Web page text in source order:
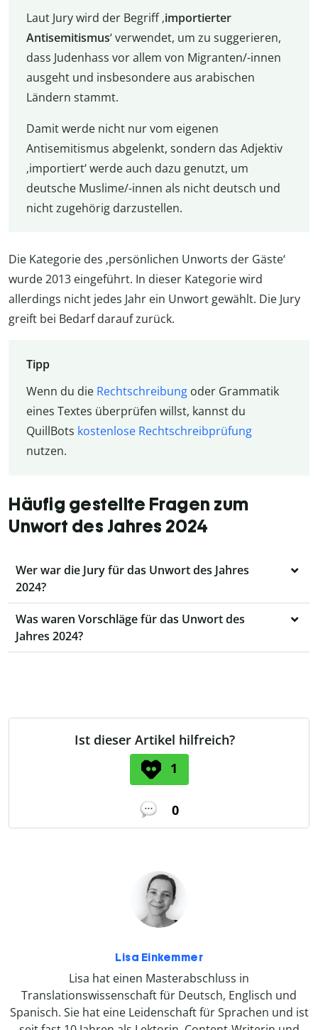
Laut Jury wird der Begriff ‚importierter
Antisemitismus‘ verwendet, um zu suggerieren,
dass Judenhass vor allem von Migranten/-innen
ausgeht und insbesondere aus arabischen
Ländern stammt.
Damit werde nicht nur vom eigenen
Antisemitismus abgelenkt, sondern das Adjektiv
‚importiert‘ werde auch dazu genutzt, um
deutsche Muslime/-innen als nicht deutsch und
nicht zugehörig darzustellen.
Die Kategorie des ‚persönlichen Unworts der Gäste‘
wurde 2013 eingeführt. In dieser Kategorie wird
allerdings nicht jedes Jahr ein Unwort gewählt. Die Jury
greift bei Bedarf darauf zurück.
Tipp
Wenn du die Rechtschreibungoder Grammatik
eines Textes überprüfen willst, kannst du
QuillBots kostenlose Rechtschreibprüfung
nutzen.
Häufig gestellte Fragen zum
Unwort des Jahres 2024
Wer war die Jury für das Unwort des Jahres
2024?
Was waren Vorschläge für das Unwort des
Jahres 2024?
Ist dieser Artikel hilfreich?
1
0
Lisa Einkemmer
Lisa hat einen Masterabschluss in
Translationswissenschaft für Deutsch, Englisch und
Spanisch. Sie hat eine Leidenschaft für Sprachen und ist